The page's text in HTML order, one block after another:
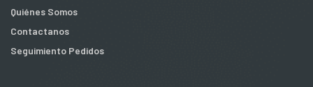
Quiénes Somos
Contactanos
Seguimiento Pedidos